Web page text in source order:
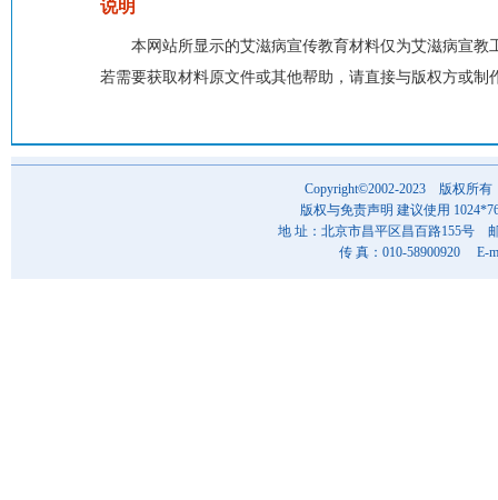
说明
本网站所显示的艾滋病宣传教育材料仅为艾滋病宣
若需要获取材料原文件或其他帮助，请直接与版权方或制
Copyright©2002-2023 版权所有
版权与免责声明 建议使用
地 址：北京市昌平区昌百路155号
传 真：010-58900920 E-